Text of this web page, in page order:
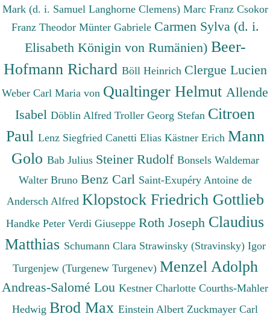
Mark (d. i. Samuel Langhorne Clemens) Marc Franz Csokor
Franz Theodor Münter Gabriele Carmen Sylva (d. i.
Elisabeth Königin von Rumänien) Beer-
Hofmann Richard Böll Heinrich Clergue Lucien
Weber Carl Maria von Qualtinger Helmut Allende
Isabel Döblin Alfred Troller Georg Stefan Citroen
Paul Lenz Siegfried Canetti Elias Kästner Erich Mann
Golo Bab Julius Steiner Rudolf Bonsels Waldemar
Walter Bruno Benz Carl Saint-Exupéry Antoine de
Andersch Alfred Klopstock Friedrich Gottlieb
Handke Peter Verdi Giuseppe Roth Joseph Claudius
Matthias Schumann Clara Strawinsky (Stravinsky) Igor
Turgenjew (Turgenew Turgenev) Menzel Adolph
Andreas-Salomé Lou Kestner Charlotte Courths-Mahler
Hedwig Brod Max Einstein Albert Zuckmayer Carl